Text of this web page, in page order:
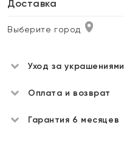
Доставка
Выберите город
Уход за украшениями
Оплата и возврат
Гарантия 6 месяцев